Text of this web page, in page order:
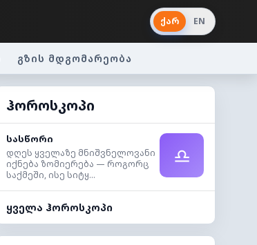
ქარ EN
გზის მდგომარეობა
ჰოროსკოპი
სასწორი
დღეს ყველაზე მნიშვნელოვანი
იქნება ზომიერება — როგორც
საქმეში, ისე სიტყ...
♎
ყველა ჰოროსკოპი